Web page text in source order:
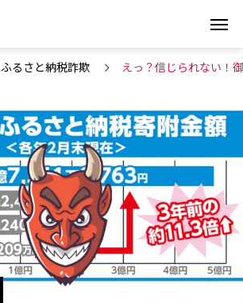
ふるさと納税詐欺 えっ？信じられない！